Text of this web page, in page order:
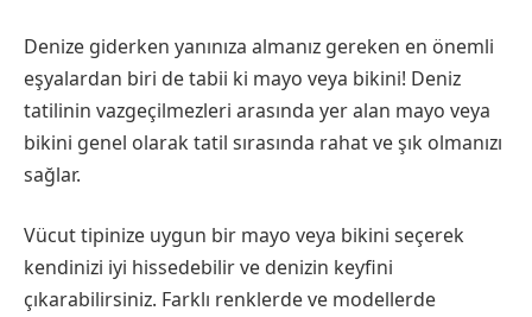
Denize giderken yanınıza almanız gereken en önemli
eşyalardan biri de tabii ki mayo veya bikini! Deniz
tatilinin vazgeçilmezleri arasında yer alan mayo veya
bikini genel olarak tatil sırasında rahat ve şık olmanızı
sağlar.
Vücut tipinize uygun bir mayo veya bikini seçerek
kendinizi iyi hissedebilir ve denizin keyfini
çıkarabilirsiniz. Farklı renklerde ve modellerde